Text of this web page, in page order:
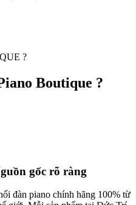
?
Boutique ?
gốc rõ ràng
đàn piano chính hãng 100% từ